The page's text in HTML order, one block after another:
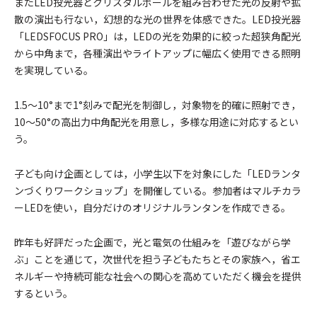
散の演出も行ない，幻想的な光の世界を体感できた。LED投光器
「LEDSFOCUS PRO」は，LEDの光を効果的に絞った超狭角配光
から中角まで，各種演出やライトアップに幅広く使用できる照明
を実現している。
1.5～10°まで1°刻みで配光を制御し，対象物を的確に照射でき，
10～50°の高出力中角配光を用意し，多様な用途に対応するとい
う。
子ども向け企画としては，小学生以下を対象にした「LEDランタ
ンづくりワークショップ」を開催している。参加者はマルチカラ
ーLEDを使い，自分だけのオリジナルランタンを作成できる。
昨年も好評だった企画で，光と電気の仕組みを「遊びながら学
ぶ」ことを通じて，次世代を担う子どもたちとその家族へ，省エ
ネルギーや持続可能な社会への関心を高めていただく機会を提供
するという。